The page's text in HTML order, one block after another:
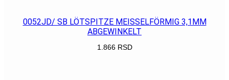
0052JD/ SB LÖTSPITZE MEISSELFÖRMIG 3,1MM
ABGEWINKELT
1.866 RSD